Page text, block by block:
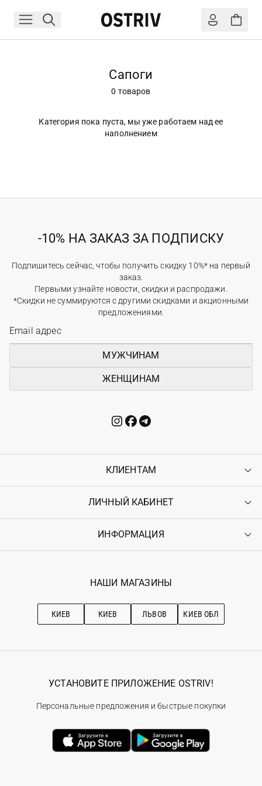
Сапоги
0 товаров
Категория пока пуста, мы уже работаем над ее
наполнением
-10% НА ЗАКАЗ ЗА ПОДПИСКУ
Подпишитесь сейчас, чтобы получить скидку 10%* на первый
заказ.
Первыми узнайте новости, скидки и распродажи.
*Скидки не суммируются с другими скидками и акционными
предложениями.
МУЖЧИНАМ
ЖЕНЩИНАМ
КЛИЕНТАМ
Контакты
Возврат
Гарантия
ЛИЧНЫЙ КАБИНЕТ
Войти
Ostriv Club+
ИНФОРМАЦИЯ
Наши магазини
Рекомендации по уходу
НАШИ МАГАЗИНЫ
КИЕВ КИЕВ ЛЬВОВ КИЕВ ОБЛ
УСТАНОВИТЕ ПРИЛОЖЕНИЕ OSTRIV!
Персональные предложения и быстрые покупки